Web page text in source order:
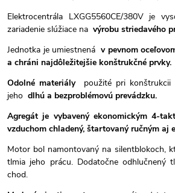
Elektrocentrála LXGG5560CE/380V je
zariadenie slúžiace na výrobu striedavého
Jednotka je umiestnená v pevnom
a chráni najdôležitejšie konštrukčné prvky.
Odolné materiálypoužité pri konštrukcii
jeho dlhú a bezproblémovú prevádzku.
Agregát je vybavený ekonomickým 4-
vzduchom chladený, štartovaný ručným aj
Motor bol namontovaný na silentblokoch,
tlmia jeho prácu. Dodatočne odhlučnený
chod.